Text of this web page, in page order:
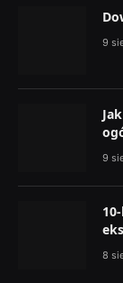
9
9
8